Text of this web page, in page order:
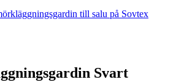
Svart